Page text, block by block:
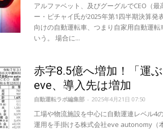
アルファベット、及びグーグルでCEO（
ー・ピチャイ氏が2025年第1四半期決算発
向けの自動運転車、つまり自家用自動運
いう。 場合に...
赤字8.5億へ増加！「運
eve、導入先は増加
自動運転ラボ編集部 - 2025年4月21日 07:50
工場や物流施設を中心に自動運連レベル4
運用を手掛ける株式会社eve autonomy（